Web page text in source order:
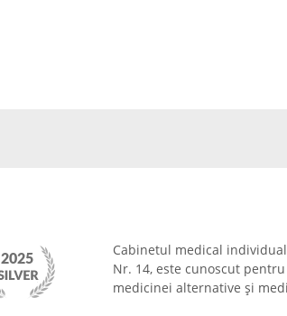
Cabinetul medical
Nr. 14, este cunoscut
medicinei alternative și